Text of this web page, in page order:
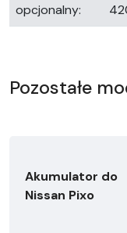
opcjonalny:
Pozostałe
Akumulator do
Nissan Pixo